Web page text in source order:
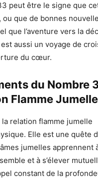
peut être le signe que
que de bonnes
que l’aventure vers la
aussi un voyage de
du cœur.
du Nombre
Flamme Jumelle
relation flamme jumelle
Elle est une quête
jumelles apprennent
et à s’élever
constant de la